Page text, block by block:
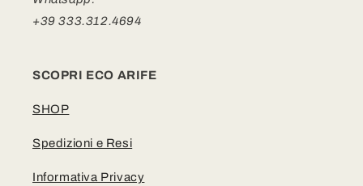
+39 333.312.4694
SCOPRI ECO ARIFE
SHOP
Spedizioni e Resi
Informativa Privacy